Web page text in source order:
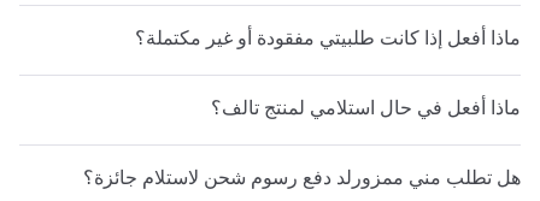
ماذا أفعل إذا كانت طلبيتي مفقودة أو غير مكتملة؟
ماذا أفعل في حال استلامي لمنتج تالف؟
هل تطلب مني ممزورلد دفع رسوم شحن لاستلام جائزة؟